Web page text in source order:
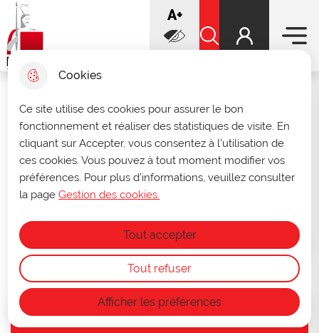
Cookies
Ce site utilise des cookies pour assurer le bon
fonctionnement et réaliser des statistiques de visite. En
cliquant sur Accepter, vous consentez à l'utilisation de
ces cookies. Vous pouvez à tout moment modifier vos
préférences. Pour plus d'informations, veuillez consulter
la pageGestion des cookies.
Afficher les préférences
Tout accepter
Tout refuser
au
menu
Aller au
contenu
principal
plan du
Infos ouverture des archives
municipales
Du 27 au 31 juillet, les archives seront
consultables uniquement sur rendez-vous
au 03 27 93 58 47ou par mail à
archives@ville-douai.fr
15 août.
Ville de Douai
decrease font
increase font
A+
Rechercher sur le
Festival Plein Air, 6eédition
Festival
Accueil
Août2026